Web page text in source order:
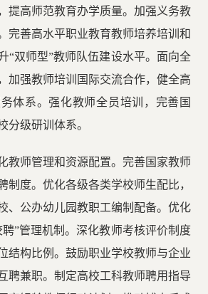
提高师范教育办学质量。加强义务教
完善高水平职业教育教师培养培训和
“双师型”教师队伍建设水平。面向全
加强教师培训国际交流合作，健全高
体系。强化教师全员培训，完善国
分级研训体系。
教师管理和资源配置。完善国家教师
制度。优化各级各类学校师生配比，
、公办幼儿园教职工编制配备。优化
”管理机制。深化教师考核评价制度
结构比例。鼓励职业学校教师与企业
聘兼职。制定高校工科教师聘用指导